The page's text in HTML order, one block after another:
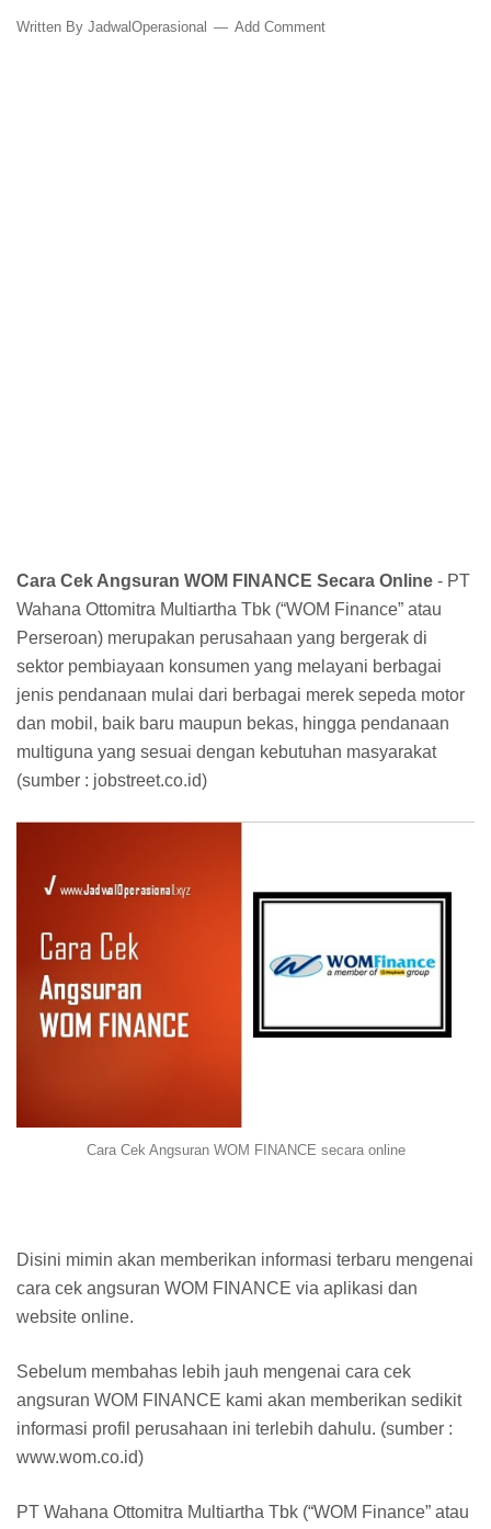
Written By JadwalOperasional Add Comment
Cara Cek Angsuran WOM FINANCE Secara Online - PT
Wahana Ottomitra Multiartha Tbk (“WOM Finance” atau
Perseroan) merupakan perusahaan yang bergerak di
sektor pembiayaan konsumen yang melayani berbagai
jenis pendanaan mulai dari berbagai merek sepeda motor
dan mobil, baik baru maupun bekas, hingga pendanaan
multiguna yang sesuai dengan kebutuhan masyarakat
(sumber : jobstreet.co.id)
Cara Cek Angsuran WOM FINANCE secara online
Disini mimin akan memberikan informasi terbaru mengenai
cara cek angsuran WOM FINANCE via aplikasi dan
website online.
Sebelum membahas lebih jauh mengenai cara cek
angsuran WOM FINANCE kami akan memberikan sedikit
informasi profil perusahaan ini terlebih dahulu. (sumber :
www.wom.co.id)
PT Wahana Ottomitra Multiartha Tbk (“WOM Finance” atau